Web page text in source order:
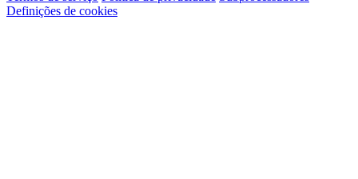
Definições de cookies